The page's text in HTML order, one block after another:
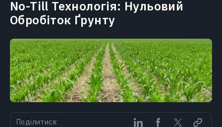
No-Till Технологія: Нульовий
Обробіток Ґрунту
Поділитися: